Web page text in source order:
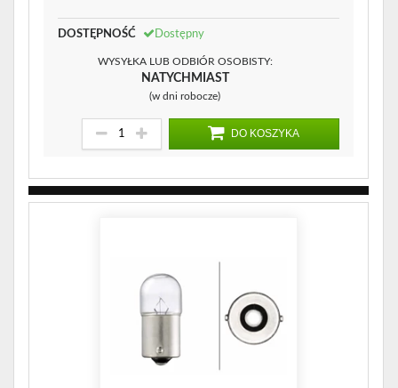
DOSTĘPNOŚĆ Dostępny
WYSYŁKA LUB ODBIÓR OSOBISTY:
NATYCHMIAST
(w dni robocze)
DO KOSZYKA